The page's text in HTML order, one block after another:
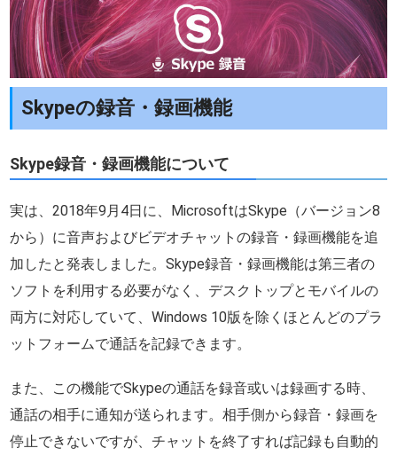
Skypeの録音・録画機能
Skype録音・録画機能について
実は、2018年9月4日に、MicrosoftはSkype（バージョン8
から）に音声およびビデオチャットの録音・録画機能を追
加したと発表しました。Skype録音・録画機能は第三者の
ソフトを利用する必要がなく、デスクトップとモバイルの
両方に対応していて、Windows 10版を除くほとんどのプラ
ットフォームで通話を記録できます。
また、この機能でSkypeの通話を録音或いは録画する時、
通話の相手に通知が送られます。相手側から録音・録画を
停止できないですが、チャットを終了すれば記録も自動的